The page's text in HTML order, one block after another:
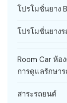
โปรโมชั่นยาง
โปรโมชั่นยาง
Room Car ห้อ
การดูแลรักษา
สาระรถยนต์